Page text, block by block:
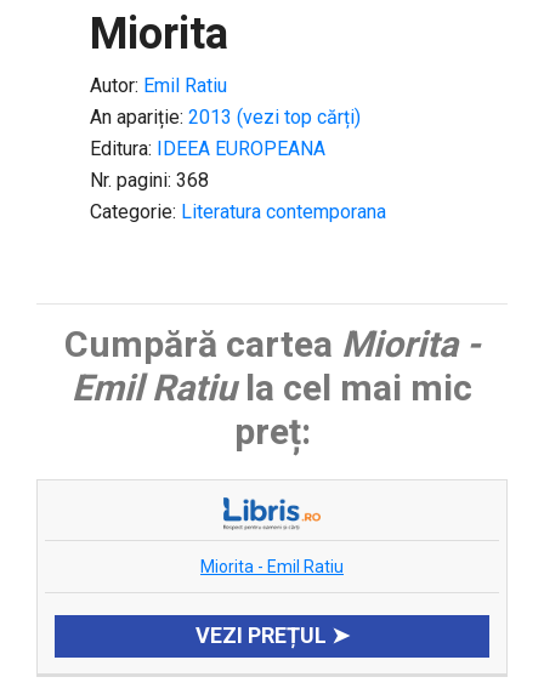
Miorita
Autor: Emil Ratiu
An apariție: 2013 (vezi top cărți)
Editura: IDEEA EUROPEANA
Nr. pagini: 368
Categorie: Literatura contemporana
Cumpără cartea Miorita -
Emil Ratiula cel mai mic
preț:
Miorita - Emil Ratiu
VEZI PREȚUL ➤